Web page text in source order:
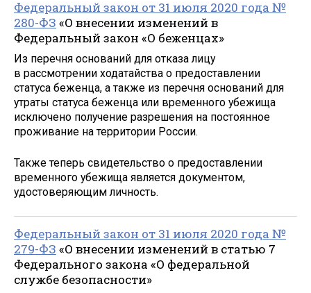
Федеральный закон от 31 июля 2020 года №
280-ФЗ «О внесении изменений в
Федеральный закон «О беженцах»
Из перечня оснований для отказа лицу
в рассмотрении ходатайства о предоставлении
статуса беженца, а также из перечня оснований для
утраты статуса беженца или временного убежища
исключено получение разрешения на постоянное
проживание на территории России.
Также теперь свидетельство о предоставлении
временного убежища является документом,
удостоверяющим личность.
Федеральный закон от 31 июля 2020 года №
279-ФЗ «О внесении изменений в статью 7
Федерального закона «О федеральной
службе безопасности»